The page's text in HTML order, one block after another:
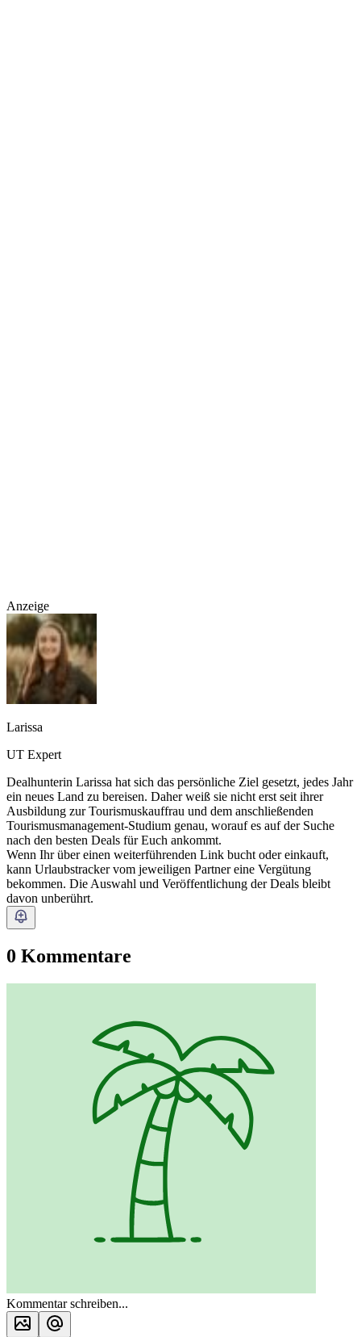
Anzeige
Larissa
UT Expert
Dealhunterin Larissa hat sich das persönliche Ziel gesetzt, jedes Jahr
ein neues Land zu bereisen. Daher weiß sie nicht erst seit ihrer
Ausbildung zur Tourismuskauffrau und dem anschließenden
Tourismusmanagement-Studium genau, worauf es auf der Suche
nach den besten Deals für Euch ankommt.
Wenn Ihr über einen weiterführenden Link bucht oder einkauft,
kann Urlaubstracker vom jeweiligen Partner eine Vergütung
bekommen. Die Auswahl und Veröffentlichung der Deals bleibt
davon unberührt.
0 Kommentare
Kommentar schreiben...